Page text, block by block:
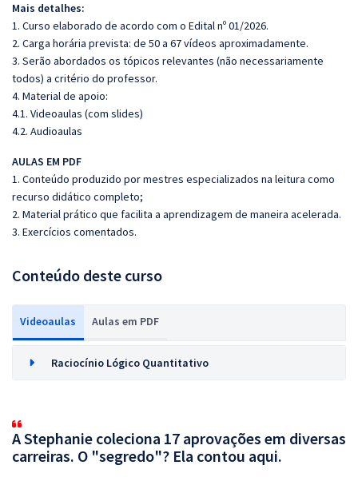
Mais detalhes:
1. Curso elaborado de acordo com o Edital nº 01/2026.
2. Carga horária prevista: de 50 a 67 vídeos aproximadamente.
3. Serão abordados os tópicos relevantes (não necessariamente
todos) a critério do professor.
4. Material de apoio:
4.1. Videoaulas (com slides)
4.2. Audioaulas
AULAS EM PDF
1. Conteúdo produzido por mestres especializados na leitura como
recurso didático completo;
2. Material prático que facilita a aprendizagem de maneira acelerada.
3. Exercícios comentados.
Conteúdo deste curso
Videoaulas Aulas em PDF
Raciocínio Lógico Quantitativo
A Stephanie coleciona 17 aprovações em diversas
carreiras. O "segredo"? Ela contou aqui.